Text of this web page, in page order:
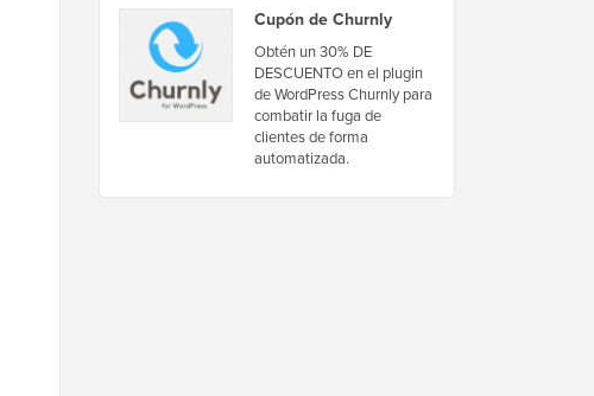
Cupón de Churnly
Obtén un 30% DE
DESCUENTO en el plugin
de WordPress Churnly para
combatir la fuga de
clientes de forma
automatizada.